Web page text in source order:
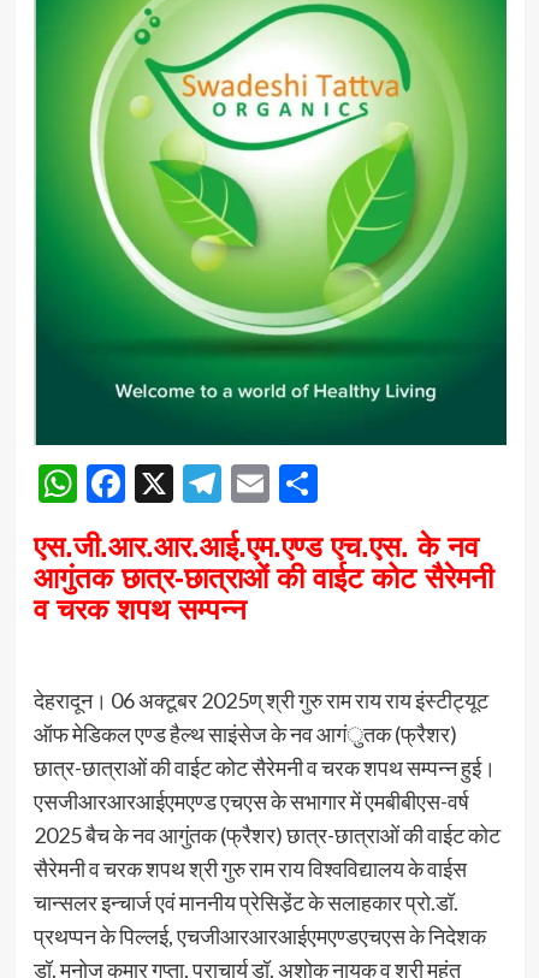
WhatsApp
Facebook
X Telegram
EmailShare
एस.जी.आर.आर.आई.एम.एण्ड एच.एस. के नव
आगुंतक छात्र-छात्राओं की वाईट कोट सैरेमनी
व चरक शपथ सम्पन्न
देहरादून। 06 अक्टूबर 2025ण् श्री गुरु राम राय राय इंस्टीट्यूट
ऑफ मेडिकल एण्ड हैल्थ साइंसेज के नव आगंुतक (फ्रैशर)
छात्र-छात्राओं की वाईट कोट सैरेमनी व चरक शपथ सम्पन्न हुई।
एसजीआरआरआईएमएण्ड एचएस के सभागार में एमबीबीएस-वर्ष
2025 बैच के नव आगुंतक (फ्रैशर) छात्र-छात्राओं की वाईट कोट
सैरेमनी व चरक शपथ श्री गुरु राम राय विश्वविद्यालय के वाईस
चान्सलर इन्चार्ज एवं माननीय प्रेसिडे़ंट के सलाहकार प्रो.डॉ.
प्रथप्पन के पिल्लई, एचजीआरआरआईएमएण्डएचएस के निदेशक
डॉ. मनोज कुमार गुप्ता, प्राचार्य डॉ. अशोक नायक व श्री महंत